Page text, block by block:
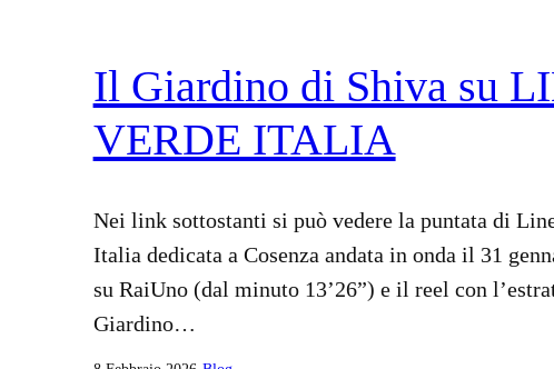
Il Giardino di Shiva su
VERDE ITALIA
Nei link sottostanti si può vedere la puntata di
Italia dedicata a Cosenza andata in onda il 31
su RaiUno (dal minuto 13’26”) e il reel con
Giardino…